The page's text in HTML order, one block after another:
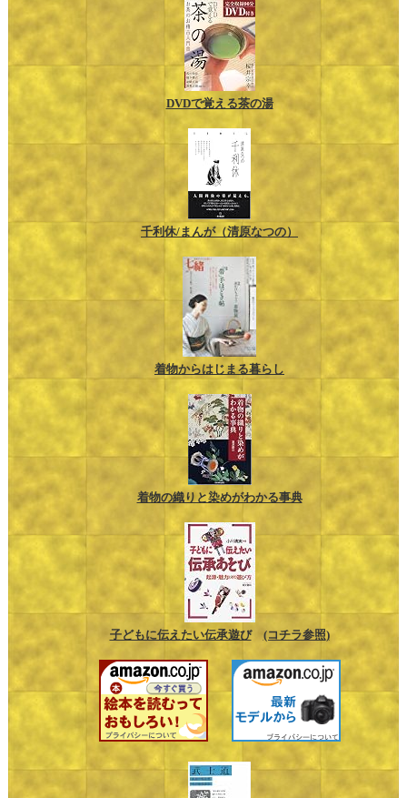
DVDで覚える茶の湯
千利休/まんが（清原なつの）
着物からはじまる暮らし
着物の織りと染めがわかる事典
子どもに伝えたい伝承遊び (コチラ参照)